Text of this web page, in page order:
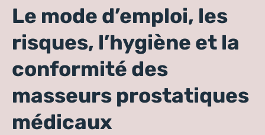
Le mode d’emploi, les
risques, l’hygiène et la
conformité des
masseurs prostatiques
médicaux